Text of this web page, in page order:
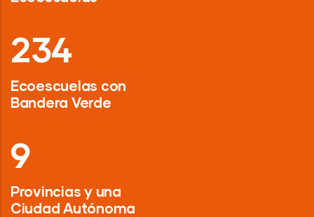
326
Ecoescuelas con
Bandera Verde
13
Provincias y una
Ciudad Autónoma